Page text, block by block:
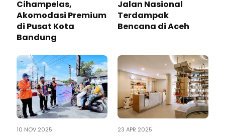
Cihampelas,
Akomodasi Premium
di Pusat Kota
Bandung
Jalan Nasional
Terdampak
Bencana di Aceh
10 NOV 2025 23 APR 2025